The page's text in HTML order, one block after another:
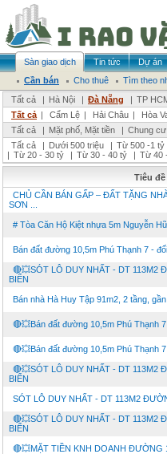
Sàn giao dịch Tin tức Dự án
Cần bán
Cho thuê
Tìm theo
Tất cả
| Hà Nội | Đà Nẵng | TP
Tất cả | Cẩm Lệ | Hải Châu | Hòa
Tất cả
| Mặt phố, Mặt tiền | Chung
Tất cả
| Dưới 500 triệu | Từ 500 -1 tỷ
| Từ 20 - 30 tỷ | Từ 30 - 40 tỷ | Từ 40
Tiêu đề
CHỦ CẦN BÁN GẤP – ĐẤT TẶNG
SƠN ...
# Tòa Căn Hộ Kiệt nhựa 5m Nguyễn
Bán đất đường 10,5m Phú Thạnh 7 -
🔴💥SÓT LÔ DUY NHẤT - DT 113M2
BIỂN
Bán nhà Hà Huy Tập 91m2, 2 tầng,
🔴💥Bán đất đường 10,5m Phú Thạnh 7
🔴💥Bán đất đường 10,5m Phú Thạnh 7
🔴💥SÓT LÔ DUY NHẤT - DT 113M2
BIỂN
SÓT LÔ DUY NHẤT - DT 113M2
🔴💥SÓT LÔ DUY NHẤT - DT 113M2
BIỂN
🔴💥MẶT TIỀN KNH DOANH